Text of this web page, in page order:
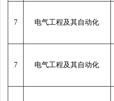
7 电气工程及其自动化
7 电气工程及其自动化